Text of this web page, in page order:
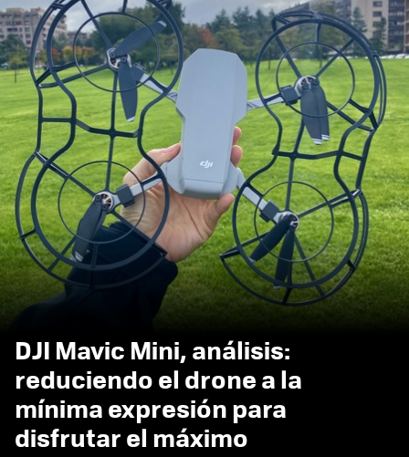
DJI Mavic Mini, análisis:
reduciendo el drone a la
mínima expresión para
disfrutar el máximo